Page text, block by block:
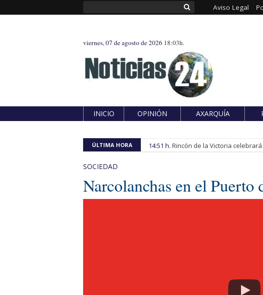
Aviso Legal
viernes, 07 de agosto de 2026 18:03h.
INICIO OPINIÓN AXARQUÍA
ÚLTIMA HORA 14:51 h. Rincón de la Victoria
SOCIEDAD
Narcolanchas en el Puerto